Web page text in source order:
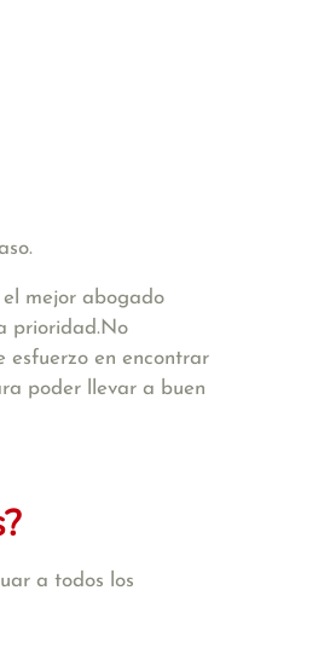
mejor abogado
prioridad.No
esfuerzo en encontrar
poder llevar a buen
a todos los